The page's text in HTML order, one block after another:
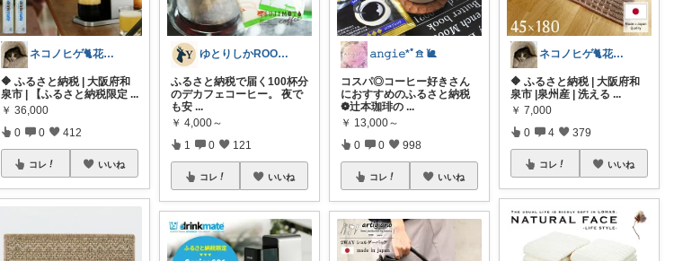
ネコノヒゲ🐈花好きオタクの庭🪴
🔶 ふるさと納税 | 大阪府和
泉市 | 【ふるさと納税限定 ...
￥ 36,000
0 0 412
コレ いいね
ゆとりしかROOM🦌しかちゃんセレクト
ふるさと納税で届く100杯分
のデカフェコーヒー。 夜で
も安 ...
￥ 4,000～
1 0 121
コレ いいね
𝚊𝚗𝚐𝚒𝚎*ﾟ𖠿 🐌
コスパ◎コーヒー好きさん
におすすめのふるさと納税
❁︎辻本珈琲の ...
￥ 13,000～
0 0 998
コレ いいね
ネコノヒゲ🐈花好きオタクの庭🪴
🔶 ふるさと納税 | 大阪府和
泉市 |泉州産 | 洗える ...
￥ 7,000
0 4 379
コレ いいね